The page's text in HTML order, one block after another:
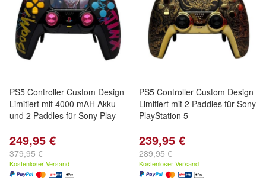
PS5 Controller Custom Design
Limitiert mit 4000 mAH Akku
und 2 Paddles für Sony Play
249,95 €
379,95 €
Kostenloser Versand
PS5 Controller Custom Design
Limitiert mit 2 Paddles für Sony
PlayStation 5
239,95 €
289,95 €
Kostenloser Versand